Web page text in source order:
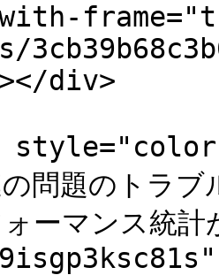
div>
style="color:
の問題のトラ
ォーマンス統